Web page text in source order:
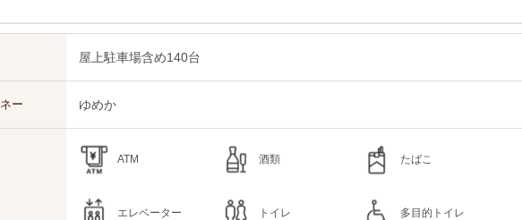
屋上駐車場含め140台
ー ゆめか
ATM 酒類 たばこ
エレベーター トイレ 多目的トイレ